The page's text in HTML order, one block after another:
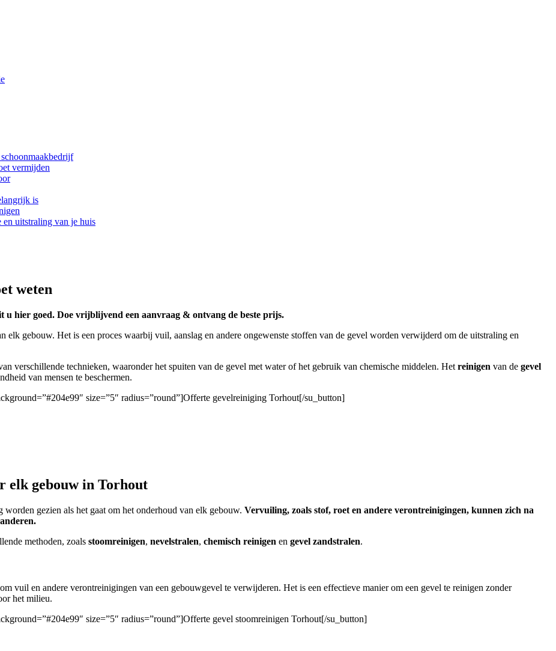
vermijden
is
en uitstraling van je huis
weten
hier goed. Doe vrijblijvend een aanvraag & ontvang de beste prijs.
elk gebouw. Het is een proces waarbij vuil, aanslag en andere ongewenste stoffen van de gevel worden verwijderd om de uitstraling en
verschillende technieken, waaronder het spuiten van de gevel met water of het gebruik van chemische middelen. Het reinigen van de gevel
van mensen te beschermen.
size=”5″ radius=”round”]Offerte gevelreiniging Torhout[/su_button]
elk gebouw in Torhout
gezien als het gaat om het onderhoud van elk gebouw. Vervuiling, zoals stof, roet en andere verontreinigingen, kunnen zich na
methoden, zoals stoomreinigen, nevelstralen, chemisch reinigen en gevel zandstralen.
vuil en andere verontreinigingen van een gebouwgevel te verwijderen. Het is een effectieve manier om een ​​gevel te reinigen zonder
het milieu.
size=”5″ radius=”round”]Offerte gevel stoomreinigen Torhout[/su_button]